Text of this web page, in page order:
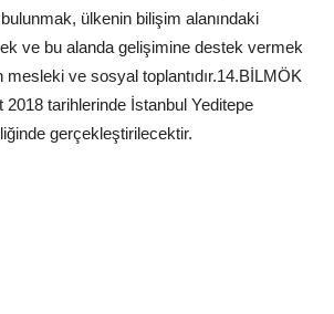
ülkenin bilişim alanındaki
ve bu alanda gelişimine destek vermek
mesleki ve sosyal toplantıdır.14.BİLMÖK
2018 tarihlerinde İstanbul Yeditepe
gerçekleştirilecektir.